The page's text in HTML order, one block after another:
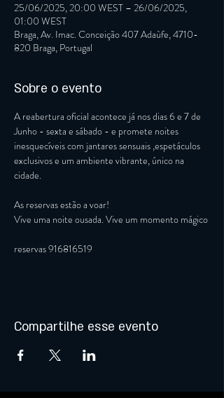
25/06/2025, 20:00 WEST – 26/06/2025,
01:00 WEST
Braga, Av. Imac. Conceição 407 Adaùfe, 4710-
820 Braga, Portugal
Sobre o evento
A reabertura oficial acontece já nos dias 6 e 7 de
Junho - sexta e sábado - e promete noites
inesquecíveis com jantares sensuais ,espetáculos
exclusivos e um ambiente vibrante, único na
cidade.
As reservas estão a voar!
Vive uma noite ousada. Vive um momento mágico
reservas 916816519
Compartilhe esse evento